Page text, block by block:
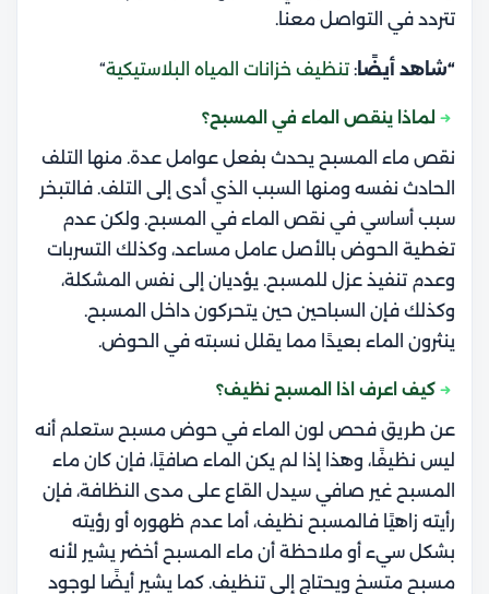
تتردد في التواصل معنا.
“شاهد أيضًا: تنظيف خزانات المياه البلاستيكية“
لماذا ينقص الماء في المسبح؟
نقص ماء المسبح يحدث بفعل عوامل عدة. منها التلف
الحادث نفسه ومنها السبب الذي أدى إلى التلف. فالتبخر
سبب أساسي في نقص الماء في المسبح. ولكن عدم
تغطية الحوض بالأصل عامل مساعد، وكذلك التسربات
وعدم تنفيذ عزل للمسبح. يؤديان إلى نفس المشكلة،
وكذلك فإن السباحين حين يتحركون داخل المسبح.
ينثرون الماء بعيدًا مما يقلل نسبته في الحوض.
كيف اعرف اذا المسبح نظيف؟
عن طريق فحص لون الماء في حوض مسبح ستعلم أنه
ليس نظيفًا، وهذا إذا لم يكن الماء صافيًا، فإن كان ماء
المسبح غير صافي سيدل القاع على مدى النظافة، فإن
رأيته زاهيًا فالمسبح نظيف، أما عدم ظهوره أو رؤيته
بشكل سيء أو ملاحظة أن ماء المسبح أخضر يشير لأنه
مسبح متسخ ويحتاج إلى تنظيف. كما يشير أيضًا لوجود